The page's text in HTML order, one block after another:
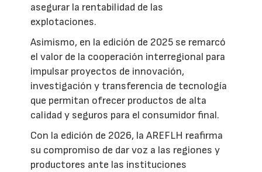
asegurar la rentabilidad de las
explotaciones.
Asimismo, en la edición de 2025 se remarcó
el valor de la cooperación interregional para
impulsar proyectos de innovación,
investigación y transferencia de tecnología
que permitan ofrecer productos de alta
calidad y seguros para el consumidor final.
Con la edición de 2026, la AREFLH reafirma
su compromiso de dar voz a las regiones y
productores ante las instituciones